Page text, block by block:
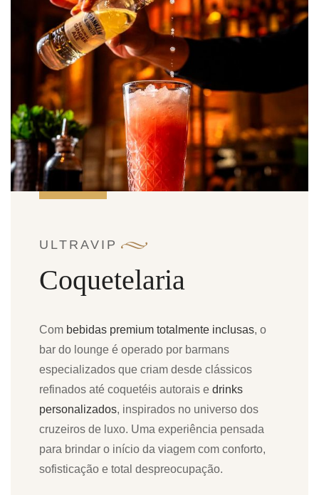
ULTRAVIP
Coquetelaria
Com bebidas premium totalmente inclusas, o
bar do lounge é operado por barmans
especializados que criam desde clássicos
refinados até coquetéis autorais e drinks
personalizados, inspirados no universo dos
cruzeiros de luxo. Uma experiência pensada
para brindar o início da viagem com conforto,
sofisticação e total despreocupação.